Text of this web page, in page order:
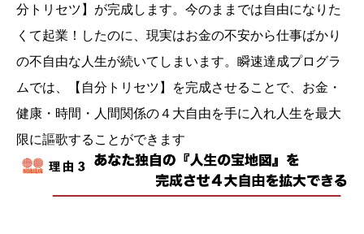
分トリセツ】が完成します。今のままでは自由になりた
くて起業！したのに、現実はお金の不安から仕事ばかり
の不自由な人生が続いてしまいます。瞬速達成プログラ
ムでは、【自分トリセツ】を完成させることで、お金・
健康・時間・人間関係の４大自由を手に入れ人生を最大
限に謳歌することができます